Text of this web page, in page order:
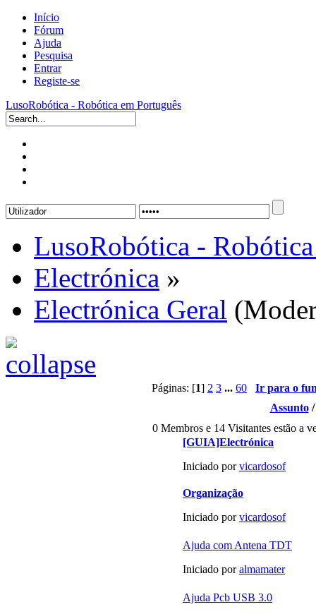
Início
Fórum
Ajuda
Pesquisa
Entrar
Registe-se
LusoRobótica - Robótica em Português
LusoRobótica -
Electrónica »
Electrónica Geral
Páginas: [1] 2 3 ... 60
Ir para o
Assunto
0 Membros e 14 Visitantes estão a
[GUIA]Electrónica
Iniciado porvicardosof
Organização
Iniciado porvicardosof
Ajuda com Antena TDT
Iniciado poralmamater
Ajuda Pcb USB 3.0